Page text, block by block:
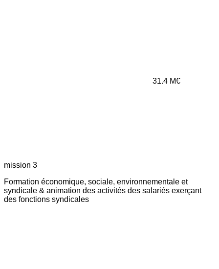
31.4 M€
mission 3
Formation économique, sociale, environnementale et
syndicale & animation des activités des salariés exerçant
des fonctions syndicales